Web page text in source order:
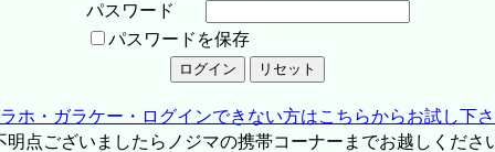
パスワード
パスワードを保存
ホ・ガラケー・ログインできない方はこちらからお試し下
点ございましたらノジマの携帯コーナーまでお越しくださ